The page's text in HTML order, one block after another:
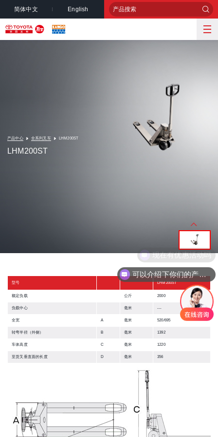
简体中文 English
产品中心 全系列叉车 LHM200ST
LHM200ST
型号 LHM200ST
额定负载 公斤 2000
负载中心 毫米 ---
全宽 A 毫米 520/695
转弯半径（外侧） B 毫米 1392
车体高度 C 毫米 1220
至货叉垂直面的长度 D 毫米 356
现在有优惠活动吗